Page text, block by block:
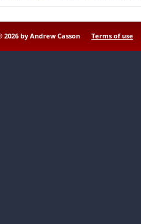
by Andrew Casson Terms of use